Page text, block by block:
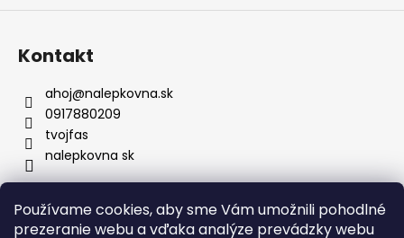
Používame cookies, aby sme Vám umožnili pohodlné
prezeranie webu a vďaka analýze prevádzky webu
Prenoska je samozrejmosť:Každú
umiestnenie a profesionálny výsledok.
Kontakt
ahoj@nalepkovna.sk
0917880209
tvojfas
nalepkovna sk
Obchodné podmienky